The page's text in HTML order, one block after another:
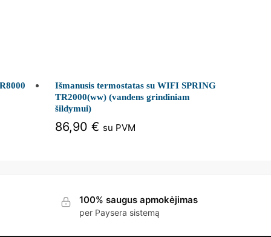
Išmanusis termostatas su WIFI SPRING
TR2000(ww) (vandens grindiniam
šildymui)
86,90 € su PVM
100% saugus apmokėjimas
per Paysera sistemą